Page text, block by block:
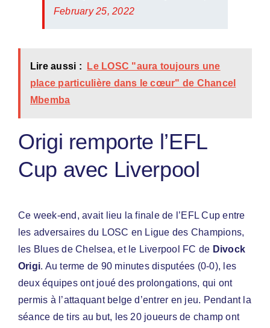
February 25, 2022
Lire aussi :
Le LOSC "aura toujours une
place particulière dans le cœur" de Chancel
Mbemba
Origi remporte l’EFL
Cup avec Liverpool
Ce week-end, avait lieu la finale de l’EFL Cup entre
les adversaires du LOSC en Ligue des Champions,
les Blues de Chelsea, et le Liverpool FC de Divock
Origi. Au terme de 90 minutes disputées (0-0), les
deux équipes ont joué des prolongations, qui ont
permis à l’attaquant belge d’entrer en jeu. Pendant la
séance de tirs au but, les 20 joueurs de champ ont